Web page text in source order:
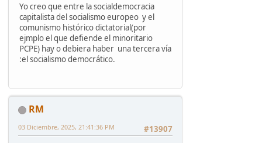
Yo creo que entre la socialdemocracia
capitalista del socialismo europeo y el
comunismo histórico dictatorial(por
ejmplo el que defiende el minoritario
PCPE) hay o debiera haber una tercera vía
:el socialismo democrático.
RM
#13907
03 Diciembre, 2025, 21:41:36 PM